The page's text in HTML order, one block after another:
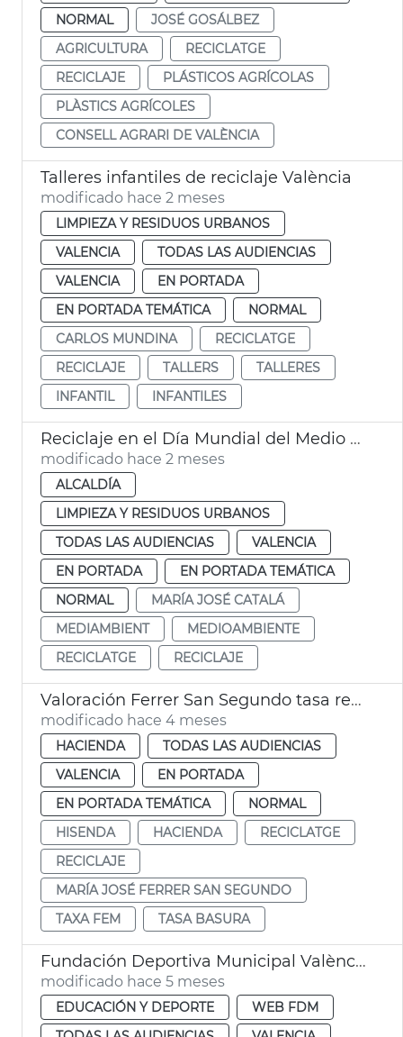
NORMAL
JOSÉ GOSÁLBEZ
AGRICULTURA
RECICLATGE
RECICLAJE
PLÁSTICOS AGRÍCOLAS
PLÀSTICS AGRÍCOLES
CONSELL AGRARI DE VALÈNCIA
Talleres infantiles de reciclaje València
modificado hace 2 meses
LIMPIEZA Y RESIDUOS URBANOS
VALENCIA
TODAS LAS AUDIENCIAS
VALENCIA
EN PORTADA
EN PORTADA TEMÁTICA
NORMAL
CARLOS MUNDINA
RECICLATGE
RECICLAJE
TALLERS
TALLERES
INFANTIL
INFANTILES
Reciclaje en el Día Mundial del Medio Ambiente València
modificado hace 2 meses
ALCALDÍA
LIMPIEZA Y RESIDUOS URBANOS
TODAS LAS AUDIENCIAS
VALENCIA
EN PORTADA
EN PORTADA TEMÁTICA
NORMAL
MARÍA JOSÉ CATALÁ
MEDIAMBIENT
MEDIOAMBIENTE
RECICLATGE
RECICLAJE
Valoración Ferrer San Segundo tasa recogida basura
modificado hace 4 meses
HACIENDA
TODAS LAS AUDIENCIAS
VALENCIA
EN PORTADA
EN PORTADA TEMÁTICA
NORMAL
HISENDA
HACIENDA
RECICLATGE
RECICLAJE
MARÍA JOSÉ FERRER SAN SEGUNDO
TAXA FEM
TASA BASURA
Fundación Deportiva Municipal València participa en recogida tapones para reciclaje
modificado hace 5 meses
EDUCACIÓN Y DEPORTE
WEB FDM